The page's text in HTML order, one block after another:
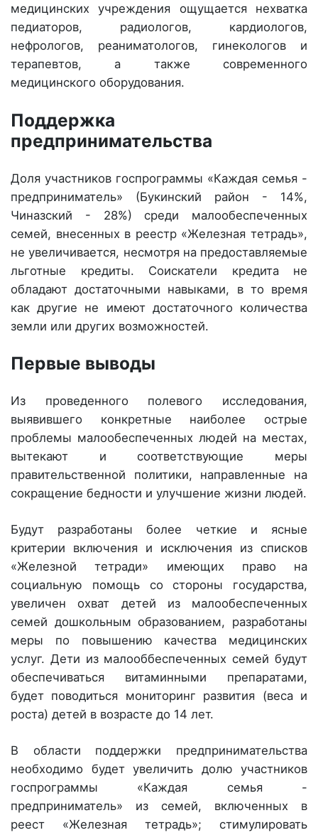
медицинских учреждения ощущается нехватка
педиаторов, радиологов, кардиологов,
нефрологов, реаниматологов, гинекологов и
терапевтов, а также современного
медицинского оборудования.
Поддержка
предпринимательства
Доля участников госпрограммы «Каждая семья -
предприниматель» (Букинский район - 14%,
Чиназский - 28%) среди малообеспеченных
семей, внесенных в реестр «Железная тетрадь»,
не увеличивается, несмотря на предоставляемые
льготные кредиты. Соискатели кредита не
обладают достаточными навыками, в то время
как другие не имеют достаточного количества
земли или других возможностей.
Первые выводы
Из проведенного полевого исследования,
выявившего конкретные наиболее острые
проблемы малообеспеченных людей на местах,
вытекают и соответствующие меры
правительственной политики, направленные на
сокращение бедности и улучшение жизни людей.
Будут разработаны более четкие и ясные
критерии включения и исключения из списков
«Железной тетради» имеющих право на
социальную помощь со стороны государства,
увеличен охват детей из малообеспеченных
семей дошкольным образованием, разработаны
меры по повышению качества медицинских
услуг. Дети из малооббеспеченных семей будут
обеспечиваться витаминными препаратами,
будет поводиться мониторинг развития (веса и
роста) детей в возрасте до 14 лет.
В области поддержки предпринимательства
необходимо будет увеличить долю участников
госпрограммы «Каждая семья -
предприниматель» из семей, включенных в
реест «Железная тетрадь»; стимулировать